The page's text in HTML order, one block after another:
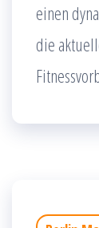
einen
die